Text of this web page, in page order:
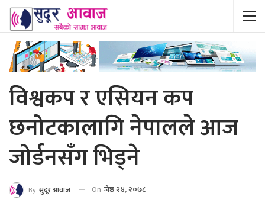
विश्वकप र एसियन कप
छनोटकालागि नेपालले आज
जोर्डनसँग भिड्ने
By सुदूर आवाज On जेष्ठ २४, २०७८